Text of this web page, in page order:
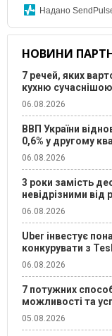
Надано
НОВИНИ
7 речей, яких
кухню сучаснішою
06.08.2026
ВВП України
0,6% у другому
06.08.2026
3 роки замість
невідрізними від
06.08.2026
Uber інвестує
конкурувати з
06.08.2026
7 потужних
можливості та
05.08.2026